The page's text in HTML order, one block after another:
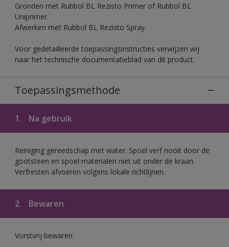
Gronden met Rubbol BL Rezisto Primer of Rubbol BL
Uniprimer.
Afwerken met Rubbol BL Rezisto Spray.
Voor gedetailleerde toepassingsinstructies verwijzen wij
naar het technische documentatieblad van dit product.
Toepassingsmethode
1. Na gebruik
Reiniging gereedschap met water. Spoel verf nooit door de
gootsteen en spoel materialen niet uit onder de kraan.
Verfresten afvoeren volgens lokale richtlijnen.
2. Bewaren
Vorstvrij bewaren